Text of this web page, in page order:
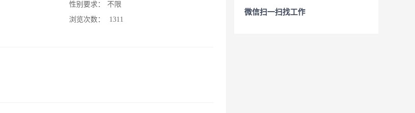
性别要求：
不限
浏览次数：
1311
微信扫一扫找工作